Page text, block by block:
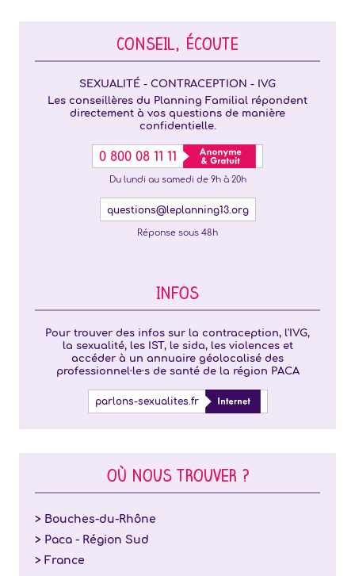
CONSEIL, ÉCOUTE
SEXUALITÉ - CONTRACEPTION - IVG
Les conseillères du Planning Familial répondent
directement à vos questions de manière
confidentielle.
0 800 08 11 11
Du lundi au samedi de 9h à 20h
questions@leplanning13.org
Réponse sous 48h
INFOS
Pour trouver des infos sur la contraception, l'IVG,
la sexualité, les IST, le sida, les violences et
accéder à un annuaire géolocalisé des
professionnel·le·s de santé de la région PACA
parlons-sexualites.fr
OÙ NOUS TROUVER ?
> Bouches-du-Rhône
> Paca - Région Sud
> France